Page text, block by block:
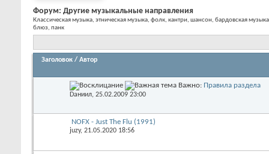
Форум: Другие музыкальные направления
Классическая музыка, этническая музыка, фолк, кантри, шансон, бардовская
блюз, панк
Заголовок / Автор
Важно: Правила раздела
Dаниил, 25.02.2009 23:00
NOFX - Just The Flu (1991)
juzy, 21.05.2020 18:56